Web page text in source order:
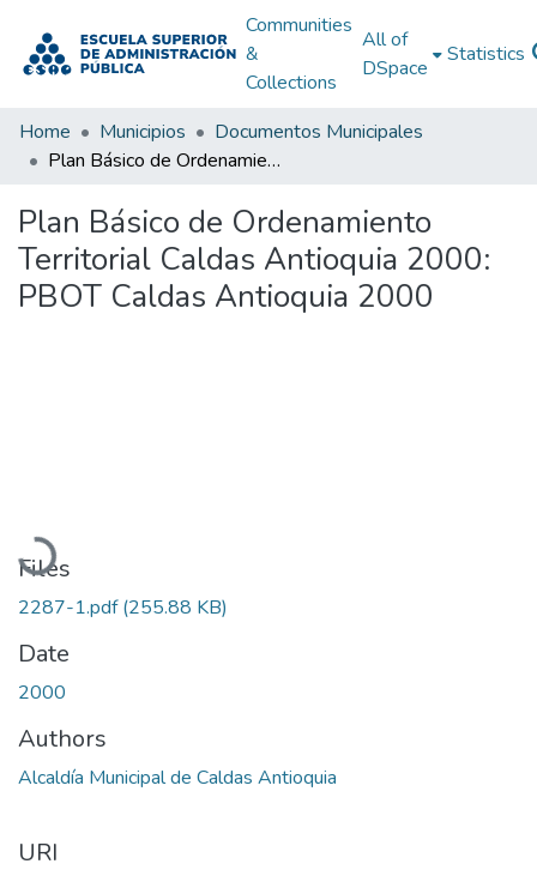
Communities
&
Collections
All of
DSpace
Statistics
Home Municipios
Documentos Municipales
Plan Básico de Ordenamiento Territorial Caldas Antioquia 2000: PBOT Caldas Antioquia 2000
Plan Básico de Ordenamiento
Territorial Caldas Antioquia 2000:
PBOT Caldas Antioquia 2000
Loading...
Files
2287-1.pdf(255.88 KB)
Date
2000
Authors
Alcaldía Municipal de Caldas Antioquia
URI